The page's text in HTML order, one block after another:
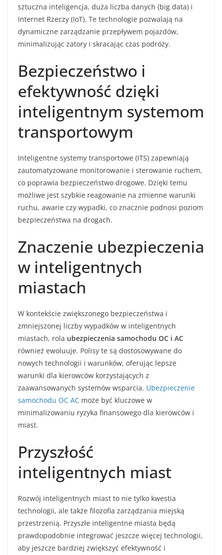
sztuczna inteligencja, duża liczba danych (big data) i
Internet Rzeczy (IoT). Te technologie pozwalają na
dynamiczne zarządzanie przepływem pojazdów,
minimalizując zatory i skracając czas podróży.
Bezpieczeństwo i
efektywność dzięki
inteligentnym systemom
transportowym
Inteligentne systemy transportowe (ITS) zapewniają
zautomatyzowane monitorowanie i sterowanie ruchem,
co poprawia bezpieczeństwo drogowe. Dzięki temu
możliwe jest szybkie reagowanie na zmienne warunki
ruchu, awarie czy wypadki, co znacznie podnosi poziom
bezpieczeństwa na drogach.
Znaczenie ubezpieczenia
w inteligentnych
miastach
W kontekście zwiększonego bezpieczeństwa i
zmniejszonej liczby wypadków w inteligentnych
miastach, rola ubezpieczenia samochodu OC i AC
również ewoluuje. Polisy te są dostosowywane do
nowych technologii i warunków, oferując lepsze
warunki dla kierowców korzystających z
zaawansowanych systemów wsparcia. Ubezpieczenie
samochodu OC AC może być kluczowe w
minimalizowaniu ryzyka finansowego dla kierowców i
miast.
Przyszłość
inteligentnych miast
Rozwój inteligentnych miast to nie tylko kwestia
technologii, ale także filozofia zarządzania miejską
przestrzenią. Przyszłe inteligentne miasta będą
prawdopodobnie integrować jeszcze więcej technologii,
aby jeszcze bardziej zwiększyć efektywność i